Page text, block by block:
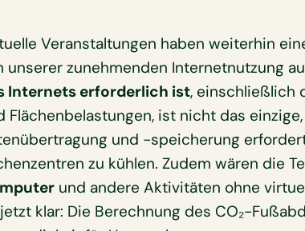
Veranstaltungen haben weiterhin
unserer zunehmenden Internetnutzung
Internets erforderlich ist, einschließlich
Flächenbelastungen, ist nicht das
und -speicherung
zu kühlen. Zudem wären die
und andere Aktivitäten ohne
klar: Die Berechnung des CO₂-